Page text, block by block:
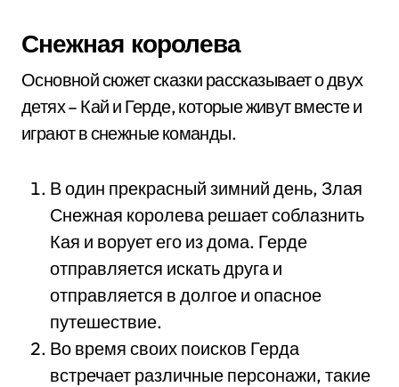
Снежная королева
Основной сюжет сказки рассказывает о двух
детях – Кай и Герде, которые живут вместе и
играют в снежные команды.
В один прекрасный зимний день, Злая
Снежная королева решает соблазнить
Кая и ворует его из дома. Герде
отправляется искать друга и
отправляется в долгое и опасное
путешествие.
Во время своих поисков Герда
встречает различные персонажи, такие